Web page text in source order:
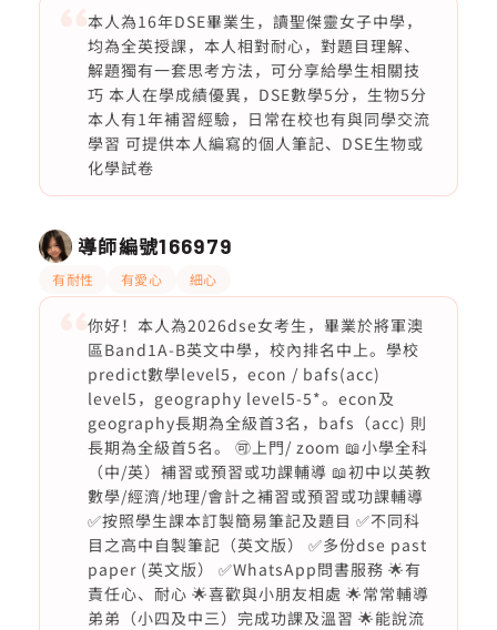
本人為16年DSE畢業生，讀聖傑靈女子中學，
均為全英授課，本人相對耐心，對題目理解、
解題獨有一套思考方法，可分享給學生相關技
巧 本人在學成績優異，DSE數學5分，生物5分
本人有1年補習經驗，日常在校也有與同學交流
學習 可提供本人編寫的個人筆記、DSE生物或
化學試卷
導師編號166979
有耐性 有愛心 細心
你好！本人為2026dse女考生，畢業於將軍澳
區Band1A-B英文中學，校內排名中上。學校
predict數學level5，econ / bafs(acc)
level5，geography level5-5*。econ及
geography長期為全級首3名，bafs（acc) 則
長期為全級首5名。 🉑上門/ zoom 📖小學全科
（中/英）補習或預習或功課輔導 📖初中以英教
數學/經濟/地理/會計之補習或預習或功課輔導
✅按照學生課本訂製簡易筆記及題目 ✅不同科
目之高中自製筆記（英文版） ✅多份dse past
paper (英文版） ✅WhatsApp問書服務 🌟有
責任心、耐心 🌟喜歡與小朋友相處 🌟常常輔導
弟弟（小四及中三）完成功課及溫習 🌟能說流